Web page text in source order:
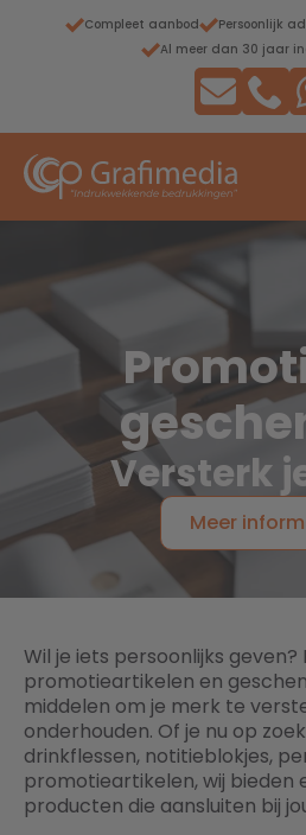
Compleet aanbod Persoonlijk
Al meer dan 30 jaar
Versterk
Meer
Wil je iets persoonlijks geven?
promotieartikelen en
middelen om je merk te
onderhouden. Of je nu op
drinkflessen, notitieblokjes,
promotieartikelen, wij bieden
producten die aansluiten bij